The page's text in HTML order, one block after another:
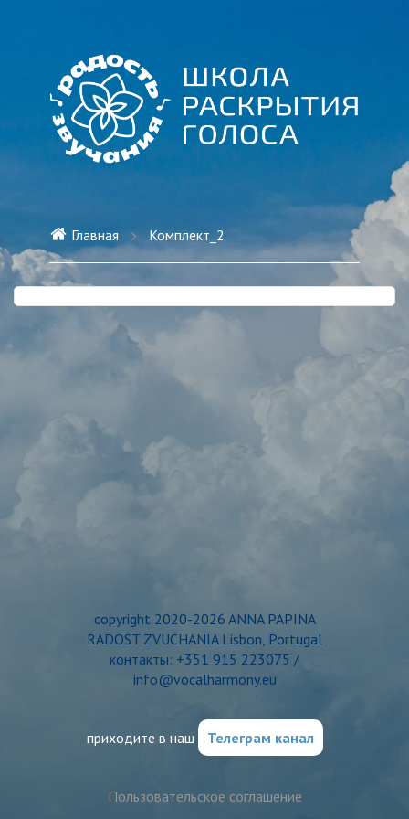
Главная Комплект_2
copyright 2020-2026 ANNA PAPINA
RADOST ZVUCHANIA Lisbon, Portugal
контакты: +351 915 223075 /
info@vocalharmony.eu
приходите в наш Телеграм канал
Пользовательское соглашение